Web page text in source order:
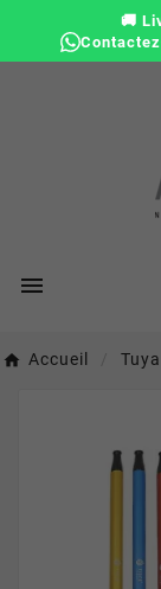
🚚

Accueil